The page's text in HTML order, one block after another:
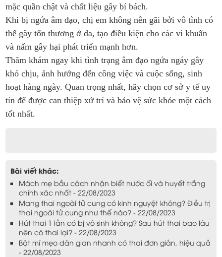
mặc quần chật và chất liệu gây bí bách.
Khi bị ngứa âm đạo, chị em không nên gãi bởi vô tình có
thể gây tổn thương ở da, tạo điều kiện cho các vi khuẩn
và nấm gây hại phát triển mạnh hơn.
Thăm khám ngay khi tình trạng âm đạo ngứa ngáy gây
khó chịu, ảnh hưởng đến công việc và cuộc sống, sinh
hoạt hàng ngày. Quan trọng nhất, hãy chọn cơ sở y tế uy
tín để được can thiệp xử trí và bảo vệ sức khỏe một cách
tốt nhất.
Bài viết khác:
Mách mẹ bầu cách nhận biết nước ối và huyết trắng
chính xác nhất - 22/08/2023
Mang thai ngoài tử cung có kinh nguyệt không? Điều trị
thai ngoài tử cung như thế nào? - 22/08/2023
Hút thai 1 lần có bị vô sinh không? Sau hút thai bao lâu
nên có thai lại? - 22/08/2023
Bật mí mẹo dân gian nhanh có thai đơn giản, hiệu quả
- 22/08/2023